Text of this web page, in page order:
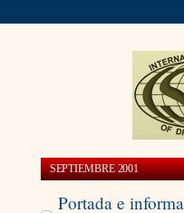
SEPTIEMBRE 2001
Portada e